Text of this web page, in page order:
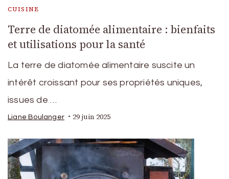
CUISINE
Terre de diatomée alimentaire : bienfaits
et utilisations pour la santé
La terre de diatomée alimentaire suscite un
intérêt croissant pour ses propriétés uniques,
issues de …
Liane Boulanger 29 juin 2025